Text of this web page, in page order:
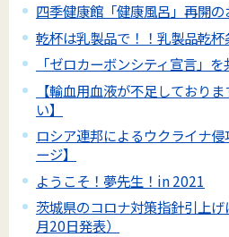
四季健康館「健康風呂」再開
乾杯は乳製品で！！乳製品乾杯
「ゼロカーボンシティ宣言」を
【輸血用血液が不足しており
い】
ロシア連邦によるウクライナ
ージ】
ようこそ！夢先生！in 2021
茨城県のコロナ対策指針引上
月20日発表）